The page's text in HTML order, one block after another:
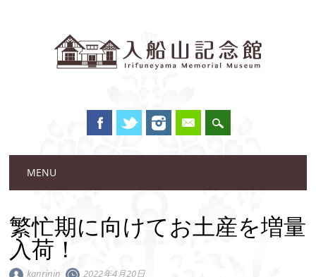
Main menu
MENU
繁忙期に向けてお土産を増量
入荷！
kanrinin 2022年4月20日